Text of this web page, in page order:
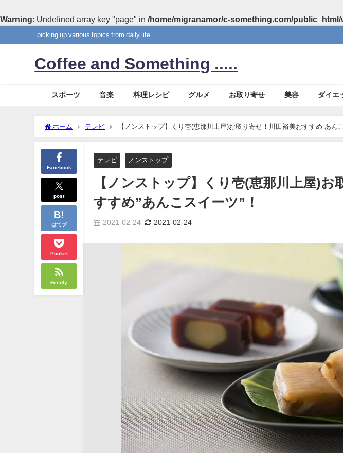
Warning: Undefined array key "page" in /home/migranamor/c-something.com/
picking up various topics from daily life
Coffee and Something .....
スポーツ 音楽 料理レシピ グルメ お取り寄せ 美容 ダイエ
ホーム テレビ 【ノンストップ】くり壱(恵那川上屋)お取り寄せ！川田裕美おすすめ”あん
Facebook
post
はてブ
Pocket
Feedly
テレビ ノンストップ
【ノンストップ】くり壱(恵那川上屋)お
すすめ”あんこスイーツ”！
2021-02-24 2021-02-24